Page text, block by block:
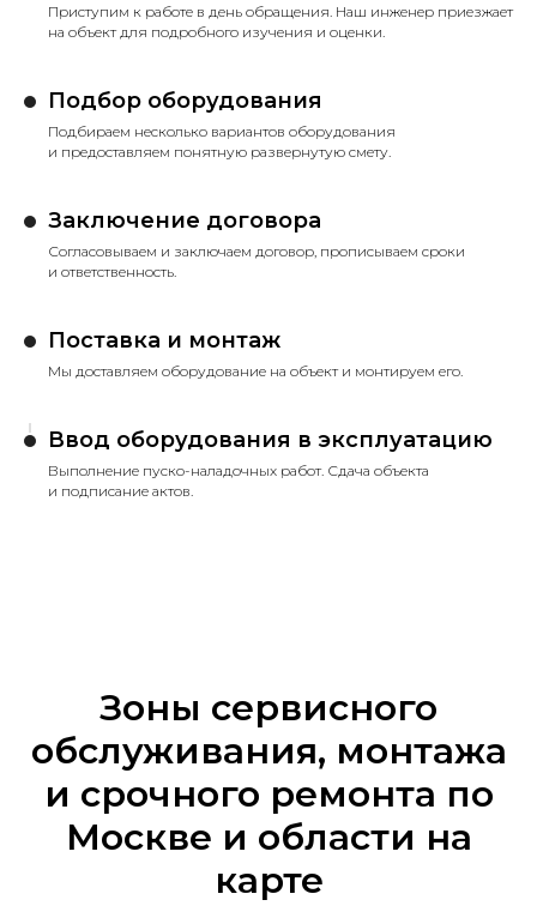
Приступим к работе в день обращения. Наш инженер приезжает
на объект для подробного изучения и оценки.
Подбор оборудования
Подбираем несколько вариантов оборудования
и предоставляем понятную развернутую смету.
Заключение договора
Согласовываем и заключаем договор, прописываем сроки
и ответственность.
Поставка и монтаж
Мы доставляем оборудование на объект и монтируем его.
Ввод оборудования в эксплуатацию
Выполнение пуско-наладочных работ. Сдача объекта
и подписание актов.
Зоны сервисного
обслуживания, монтажа
и срочного ремонта по
Москве и области на
карте